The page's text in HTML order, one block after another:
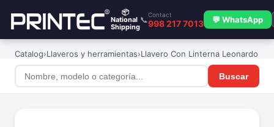
📦
National
Shipping
📞
Contact
998 217 7013 💬 WhatsApp
Catalog›Llaveros y herramientas›Llavero Con Linterna Leonardo
Buscar